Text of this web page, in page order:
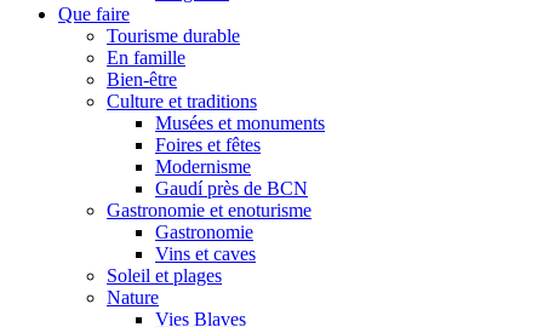
Que faire
Tourisme durable
En famille
Bien-être
Culture et traditions
Musées et monuments
Foires et fêtes
Modernisme
Gaudí près de BCN
Gastronomie et enoturisme
Gastronomie
Vins et caves
Soleil et plages
Nature
Vies Blaves